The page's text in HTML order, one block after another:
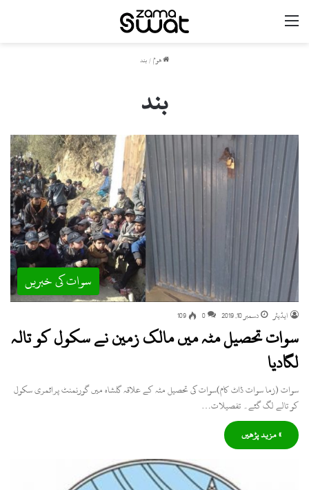
ھوم/بند
بند
سوات کی خبریں
ایڈیٹر دسمبر 10, 2019 0
109
سوات تحصیل مٹہ میں مالک زمین نے سکول کو تالہ
لگادیا
سوات (زما سوات ڈاٹ کام)سوات کی تحصیل مٹہ کے علاقہ گلشاہ میں گورنمنٹ پرائمری سکول
کو تالے لگ گئے۔ تفصیلات…
» مزید پڑھیں